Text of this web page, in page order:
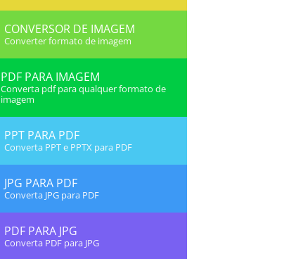
CONVERSOR DE IMAGEM
Converter formato de imagem
PDF PARA IMAGEM
Converta pdf para qualquer formato de
imagem
PPT PARA PDF
Converta PPT e PPTX para PDF
JPG PARA PDF
Converta JPG para PDF
PDF PARA JPG
Converta PDF para JPG